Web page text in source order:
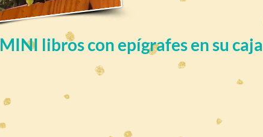
MINI libros con epígrafes en su caja